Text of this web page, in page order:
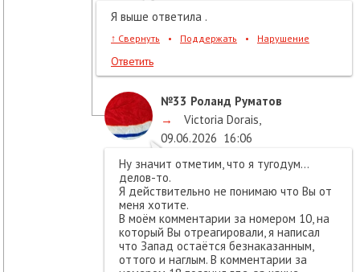
Я выше ответила .
↑ Свернуть • Поддержать • Нарушение
Ответить
№33 Роланд Руматов
→
Victoria Dorais,
09.06.2026 16:06
Ну значит отметим, что я тугодум…
делов-то.
Я действительно не понимаю что Вы от
меня хотите.
В моём комментарии за номером 10, на
который Вы отреагировали, я написал
что Запад остаётся безнаказанным,
оттого и наглым. В комментарии за